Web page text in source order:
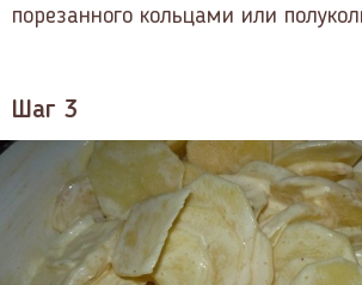
порезанного кольцами или
Шаг 3